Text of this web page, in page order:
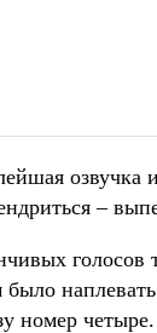
–
голосов
номер четыре.